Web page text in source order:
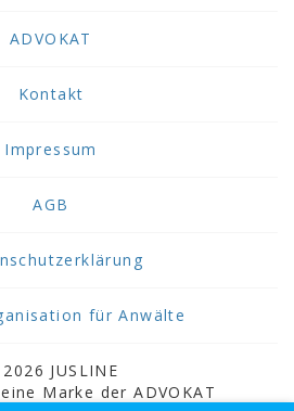
ADVOKAT
Kontakt
Impressum
AGB
für Anwälte
2026 JUSLINE
Marke der ADVOKAT